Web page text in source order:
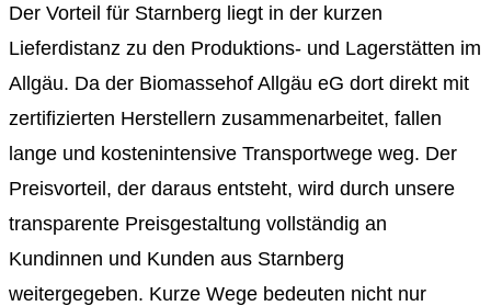
Der Vorteil für Starnberg liegt in der kurzen
Lieferdistanz zu den Produktions- und Lagerstätten im
Allgäu. Da der Biomassehof Allgäu eG dort direkt mit
zertifizierten Herstellern zusammenarbeitet, fallen
lange und kostenintensive Transportwege weg. Der
Preisvorteil, der daraus entsteht, wird durch unsere
transparente Preisgestaltung vollständig an
Kundinnen und Kunden aus Starnberg
weitergegeben. Kurze Wege bedeuten nicht nur